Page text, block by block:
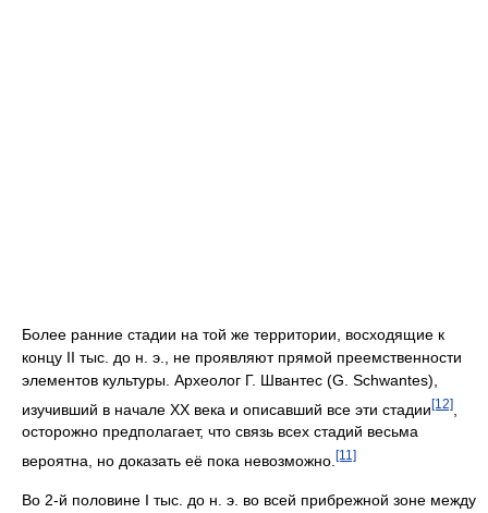
Более ранние стадии на той же территории, восходящие к
концу II тыс. до н. э., не проявляют прямой преемственности
элементов культуры. Археолог Г. Швантес (G. Schwantes),
изучивший в начале XX века и описавший все эти стадии[12]
осторожно предполагает, что связь всех стадий весьма
вероятна, но доказать её пока невозможно. [11]
Во 2-й половине I тыс. до н. э. во всей прибрежной зоне между